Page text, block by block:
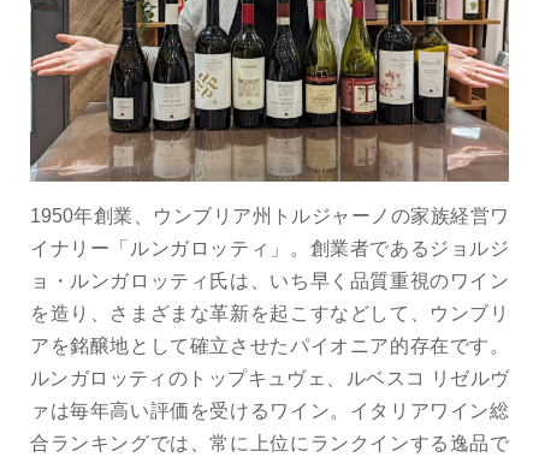
1950年創業、ウンブリア州トルジャーノの家族経営ワ
イナリー「ルンガロッティ」。創業者であるジョルジ
ョ・ルンガロッティ氏は、いち早く品質重視のワイン
を造り、さまざまな革新を起こすなどして、ウンブリ
アを銘醸地として確立させたパイオニア的存在です。
ルンガロッティのトップキュヴェ、ルベスコ リゼルヴ
ァは毎年高い評価を受けるワイン。イタリアワイン総
合ランキングでは、常に上位にランクインする逸品で